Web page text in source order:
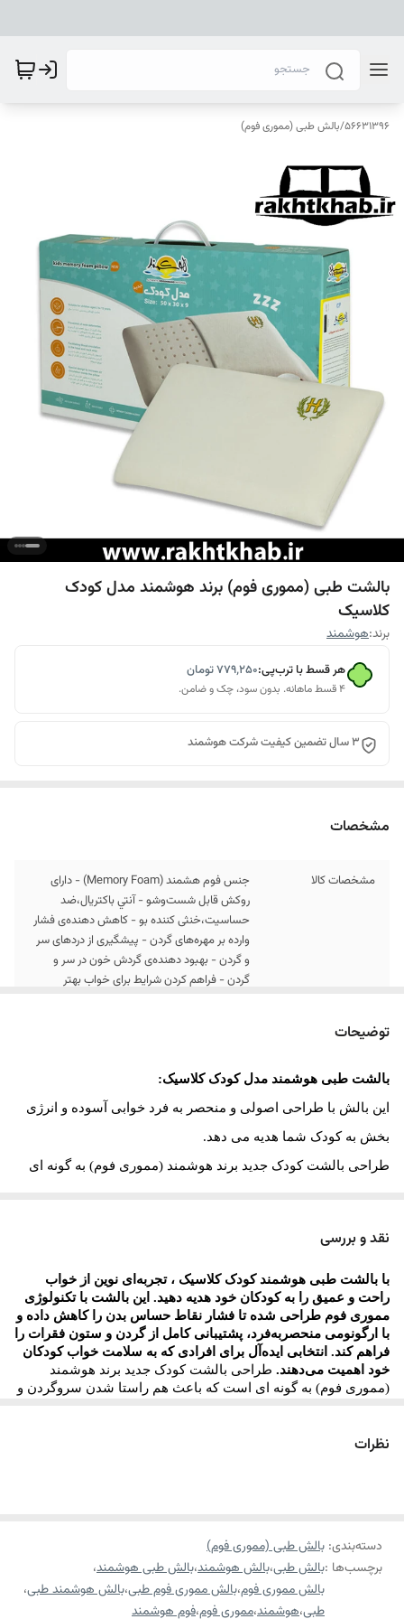
56631396
/بالش طبی (مموری فوم)
بالشت طبی (مموری فوم) برند هوشمند مدل کودک
کلاسیک
برند:هوشمند
هر قسط با ترب‌پی:۷۷۹٬۲۵۰تومان
۴ قسط ماهانه. بدون سود، چک و ضامن.
3 سال تضمین کیفیت شرکت هوشمند
مشخصات
مشخصات کالا
جنس فوم هشمند (Memory Foam) - دارای
روکش قابل شست‌وشو - آنتي باكتريال،ضد
حساسیت،خنثی کننده بو - کاهش دهنده‌ی فشار
وارده بر مهره‌های گردن - پیشگیری از دردهای سر
و گردن - بهبود دهنده‌ی گردش خون در سر و
گردن - فراهم کردن شرایط برای خواب بهتر
ارسال کالا
توضیحات
بالشت طبی هوشمند مدل کودک کلاسیک:
این بالش با طراحی اصولی و منحصر به فرد خوابی آسوده و انرژی
بخش به کودک شما هدیه می دهد.
طراحی بالشت کودک جدید برند هوشمند (مموری فوم) به گونه ای
قالب گیری سروگردن کودک حین خواب
دارای منافذ عبور هوا جهت تهویه درون بالش
دارای روکش مخمل حوله ای نرم و لطیف و ضد حساسیت و قابل
شستشو
دارای آستر تنفسی محافظ فوم
عروق مربوطه
یکی از مهم ترین فواید بالش های هوشمند (مموری فوم) را می‌توان
حالت‌پذیری سریع و آسان و بازگشت کامل به شکل و فُرم اولیه در
مناسب‌ترین زمان ممکن پس از برداشته شدن فشار وزن سر و
نقد و بررسی
با بالشت طبی هوشمندکودک کلاسیک ، تجربه‌ای نوین از خواب
راحت و عمیق را به کودکان خود هدیه دهید. این بالشت با تکنولوژی
مموری فوم طراحی شده تا فشار نقاط حساس بدن را کاهش داده و
با ارگونومی منحصربه‌فرد، پشتیبانی کامل از گردن و ستون فقرات را
فراهم کند. انتخابی ایده‌آل برای افرادی که به سلامت خواب کودکان
خود اهمیت می‌دهند. طراحی بالشت کودک جدید برند هوشمند
(مموری فوم) به گونه ای است که باعث هم راستا شدن سروگردن و
مناسب استفاده کودکان در رده سنی
آنتي باكتريال،ضد حساسیت،خنثی کننده بو
کاهش دهنده‌ی فشار وارده بر مهره‌های گردن
پیشگیری از دردهای سر و گردن
بهبود دهنده‌ی گردش خون در سر و گردن
نظرات
دسته‌بندی: بالش طبی (مموری فوم)
برچسب‌ها :بالش طبی،بالش هوشمند،بالش طبی هوشمند،
بالش مموری فوم،بالش مموری فوم طبی،بالش هوشمند طبی،
طبی،هوشمند،مموری فوم،فوم هوشمند